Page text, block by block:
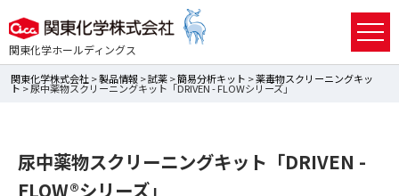
関東化学ホールディングス
関東化学株式会社>製品情報>試薬>簡易分析キット >薬毒物スクリーニングキッ
ト> 尿中薬物スクリーニングキット「DRIVEN - FLOWシリーズ」
尿中薬物スクリーニングキット「DRIVEN -
FLOW®シリーズ」